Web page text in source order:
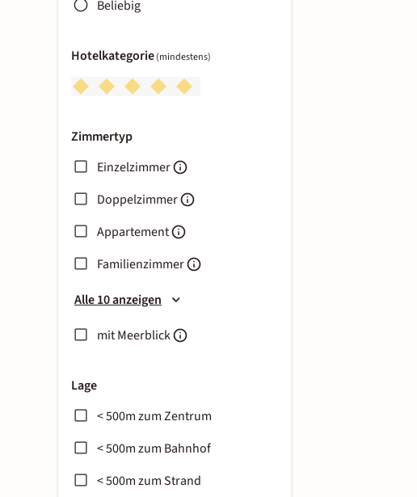
Beliebig
Hotelkategorie(mindestens)
Zimmertyp
Einzelzimmer
Doppelzimmer
Appartement
Familienzimmer
Alle 10 anzeigen
mit Meerblick
Lage
< 500m zum Zentrum
< 500m zum Bahnhof
< 500m zum Strand